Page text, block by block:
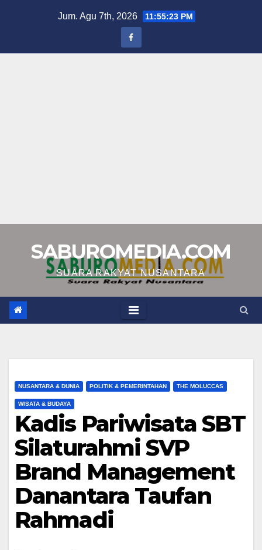
Jum. Agu 7th, 2026 11:55:24 PM
SABUROMEDIA.COM
SUARA RAKYAT NUSANTARA
NUSANTARA & DUNIA POLITIK & PEMERINTAHAN THE MOLUCCAS
WISATA & BUDAYA
Kadis Pariwisata SBT
Silaturahmi SVP
Brand Management
Danantara Taufan
Rahmadi